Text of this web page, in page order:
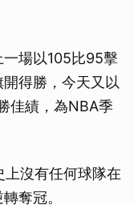
場以105比95擊
得勝，今天又以
佳績，為NBA季
沒有任何球隊在
奪冠。